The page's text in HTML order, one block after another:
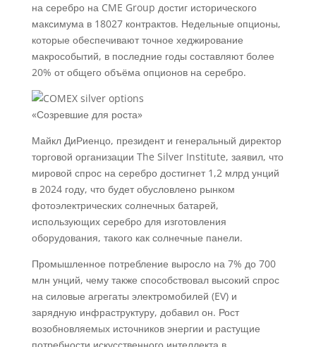
на серебро на CME Group достиг исторического
максимума в 18027 контрактов. Недельные опционы,
которые обеспечивают точное хеджирование
макрособытий, в последние годы составляют более
20% от общего объёма опционов на серебро.
«Созревшие для роста»
Майкл ДиРиенцо, президент и генеральный директор
торговой организации The Silver Institute, заявил, что
мировой спрос на серебро достигнет 1,2 млрд унций
в 2024 году, что будет обусловлено рынком
фотоэлектрических солнечных батарей,
использующих серебро для изготовления
оборудования, такого как солнечные панели.
Промышленное потребление выросло на 7% до 700
млн унций, чему также способствовал высокий спрос
на силовые агрегаты электромобилей (EV) и
зарядную инфраструктуру, добавил он. Рост
возобновляемых источников энергии и растущие